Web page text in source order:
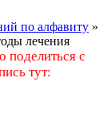
по алфавиту »
лечения
поделиться с
тут: